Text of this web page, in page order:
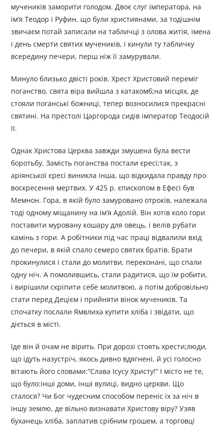
мучеників заморити голодом. Двоє слуг імператора, на
ім’я Теодор і Руфин, що були християнами, за тодішнім
звичаєм потай записали на табличці з олова житія, імена
і день смерти святих мучеників, і кинули ту табличку
всередину печери, перш ніж її замурували.
Минуло близько двісті років. Хрест Христовий переміг
поганство, свята віра вийшла з катакомб;на місцях, де
стояли поганські божниці, тепер возносилися прекрасні
святині. На престолі Царгорода сидів імператор Теодосій
II.
Однак Христова Церква завжди змушена була вести
боротьбу. Замість поганства постали єресі;так, з
аріянської єресі виникла інша, що відкидала правду про
воскресення мертвих. У 425 р. єпископом в Ефесі був
Мемнон. Гора, в якій було замуровано отроків, належала
тоді одному міщанину на ім’я Адолій. Він хотів коло гори
поставити муровану кошару для овець, і велів рубати
камінь з гори. А робітники під час праці відвалили вхід
до печери, в якій спало семеро святих братів. Брати
прокинулися і стали до молитви, переконані, що спали
одну ніч. А помолившись, стали радитися, що їм робити,
і вирішили скріпити себе молитвою, а потім добровільно
стати перед Децієм і прийняти вінок мучеників. Та
спочатку послали Ямвлиха купити хліба і звідати, що
діється в місті.
Іде він й очам не вірить. При дорозі стоять хрести;люди,
що ідуть назустріч, якось дивно вдягнені, й усі голосно
вітають його словами:“Слава Ісусу Христу!” І місто не те,
що було:інші доми, інші вулиці, видно церкви. Що
сталося? Чи Бог чудесним способом переніс їх за ніч в
іншу землю, де вільно визнавати Христову віру? Узяв
буханець хліба, заплатив срібним грошем, а торговці